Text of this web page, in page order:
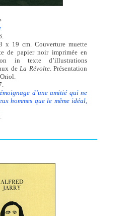
x 19 cm. Couverture muette
de papier noir imprimée en
in texte d’illustrations
deLa Révolte. Présentation
d’une amitié qui ne
hommes que le même idéal,